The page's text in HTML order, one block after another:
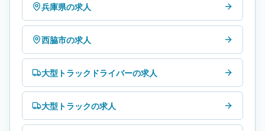
兵庫県の求人
西脇市の求人
大型トラックドライバーの求人
大型トラックの求人